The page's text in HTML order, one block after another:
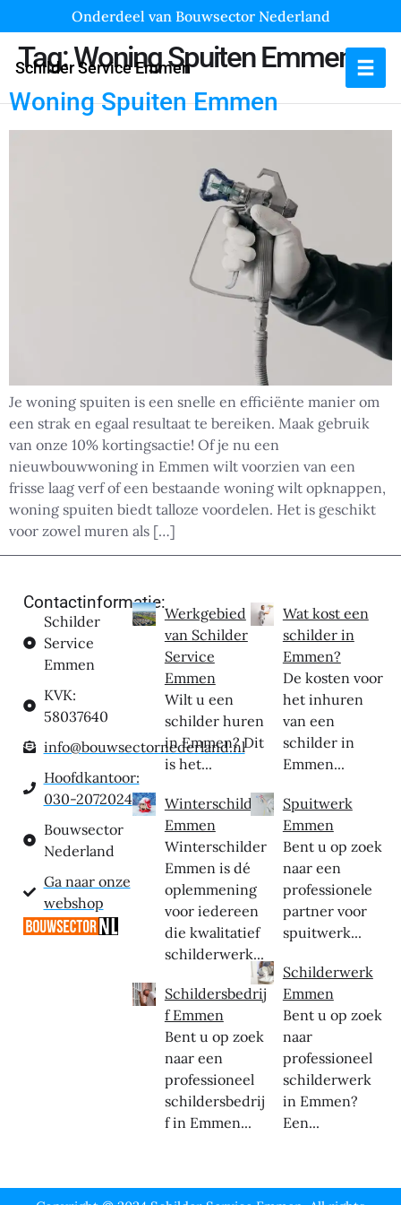
Onderdeel van Bouwsector Nederland
Schilder Service Emmen
Tag:Woning Spuiten Emmen
Woning Spuiten Emmen
Je woning spuiten is een snelle en efficiënte manier om
een strak en egaal resultaat te bereiken. Maak gebruik
van onze 10% kortingsactie! Of je nu een
nieuwbouwwoning in Emmen wilt voorzien van een
frisse laag verf of een bestaande woning wilt opknappen,
woning spuiten biedt talloze voordelen. Het is geschikt
voor zowel muren als […]
Contactinformatie:
Schilder
Service
Emmen
KVK:
58037640
info@bouwsectornederland.nl
Hoofdkantoor:
030-2072024
Bouwsector
Nederland
Ga naar onze
webshop
Werkgebied
van Schilder
Service
Emmen
Wilt u een
schilder huren
in Emmen? Dit
is het...
Winterschilder
Emmen
Winterschilder
Emmen is dé
oplemmening
voor iedereen
die kwalitatief
schilderwerk...
Schildersbedrij
f Emmen
Bent u op zoek
naar een
professioneel
schildersbedrij
f in Emmen...
Wat kost een
schilder in
Emmen?
De kosten voor
het inhuren
van een
schilder in
Emmen...
Spuitwerk
Emmen
Bent u op zoek
naar een
professionele
partner voor
spuitwerk...
Schilderwerk
Emmen
Bent u op zoek
naar
professioneel
schilderwerk
in Emmen?
Een...